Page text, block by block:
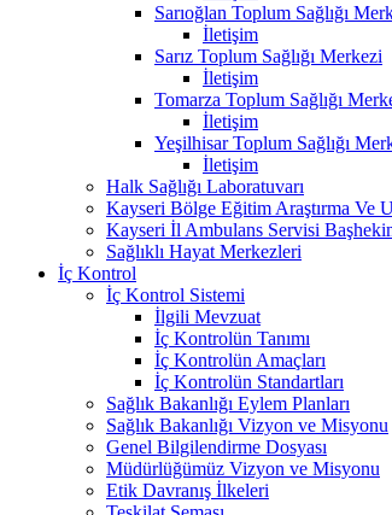
Sarıoğlan Toplum Sağlığı
İletişim
Sarız Toplum Sağlığı Merkezi
İletişim
Tomarza Toplum Sağlığı
İletişim
Yeşilhisar Toplum Sağlığı
İletişim
Halk Sağlığı Laboratuvarı
Kayseri Bölge Eğitim Araştırma Ve
Kayseri İl Ambulans Servisi
Sağlıklı Hayat Merkezleri
İç Kontrol
İç Kontrol Sistemi
İlgili Mevzuat
İç Kontrolün Tanımı
İç Kontrolün Amaçları
İç Kontrolün Standartları
Sağlık Bakanlığı Eylem Planları
Sağlık Bakanlığı Vizyon ve Misyonu
Genel Bilgilendirme Dosyası
Müdürlüğümüz Vizyon ve Misyonu
Etik Davranış İlkeleri